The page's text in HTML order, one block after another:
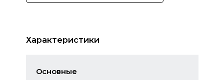
Характеристики
Основные